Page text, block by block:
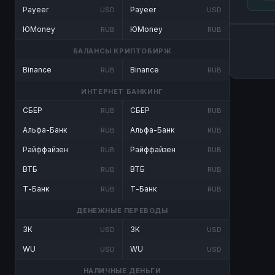
Payeer USD
ЮMoney RUB
Payeer USD
ЮMoney RUB
БАЛАНСЫ КРИПТОБИРЖ
Binance RUB Binance RUB
ИНТЕРНЕТ БАНКИНГ
СБЕР RUB
Альфа-Банк RUB
Райффайзен RUB
ВТБ RUB
Т-Банк RUB
СБЕР RUB
Альфа-Банк RUB
Райффайзен RUB
ВТБ RUB
Т-Банк RUB
ДЕНЕЖНЫЕ ПЕРЕВОДЫ
ЗК USD
WU USD
ЗК USD
WU USD
НАЛИЧНЫЕ ДЕНЬГИ